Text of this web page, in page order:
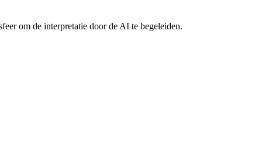
om de interpretatie door de AI te begeleiden.